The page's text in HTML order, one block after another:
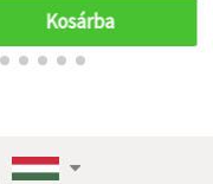
Kosárba